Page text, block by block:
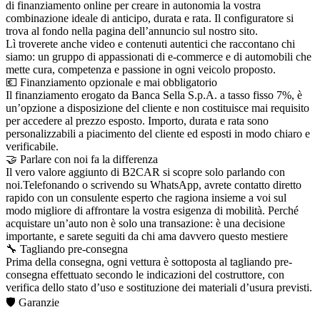
di finanziamento online per creare in autonomia la vostra
combinazione ideale di anticipo, durata e rata. Il configuratore si
trova al fondo nella pagina dell’annuncio sul nostro sito.
Lì troverete anche video e contenuti autentici che raccontano chi
siamo: un gruppo di appassionati di e-commerce e di automobili che
mette cura, competenza e passione in ogni veicolo proposto.
💶 Finanziamento opzionale e mai obbligatorio
Il finanziamento erogato da Banca Sella S.p.A. a tasso fisso 7%, è
un’opzione a disposizione del cliente e non costituisce mai requisito
per accedere al prezzo esposto. Importo, durata e rata sono
personalizzabili a piacimento del cliente ed esposti in modo chiaro e
verificabile.
🤝 Parlare con noi fa la differenza
Il vero valore aggiunto di B2CAR si scopre solo parlando con
noi.Telefonando o scrivendo su WhatsApp, avrete contatto diretto
rapido con un consulente esperto che ragiona insieme a voi sul
modo migliore di affrontare la vostra esigenza di mobilità. Perché
acquistare un’auto non è solo una transazione: è una decisione
importante, e sarete seguiti da chi ama davvero questo mestiere
🔧 Tagliando pre-consegna
Prima della consegna, ogni vettura è sottoposta al tagliando pre-
consegna effettuato secondo le indicazioni del costruttore, con
verifica dello stato d’uso e sostituzione dei materiali d’usura previsti.
🛡️ Garanzie